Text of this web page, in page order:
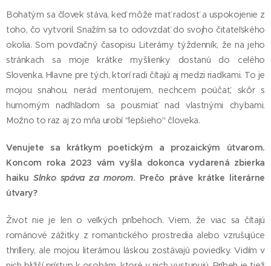
Bohatým sa človek stáva, keď môže mať radosť a uspokojenie z
toho, čo vytvoril. Snažím sa to odovzdať do svojho čitateľského
okolia. Som povďačný časopisu Literárny týždenník, že na jeho
stránkach sa moje krátke myšlienky dostanú do celého
Slovenka. Hlavne pre tých, ktorí radi čítajú aj medzi riadkami. To je
mojou snahou, nerád mentorujem, nechcem poúčať, skôr s
humorným nadhľadom sa pousmiať nad vlastnými chybami.
Možno to raz aj zo mňa urobí "lepšieho" človeka.
Venujete sa krátkym poetickým a prozaickým útvarom.
Koncom roka 2023 vám vyšla dokonca vydarená zbierka
haiku Slnko spáva za morom. Prečo práve krátke literárne
útvary?
Život nie je len o veľkých príbehoch. Viem, že viac sa čítajú
románové zážitky z romantického prostredia alebo vzrušujúce
thrillery, ale mojou literárnou láskou zostávajú poviedky. Vidím v